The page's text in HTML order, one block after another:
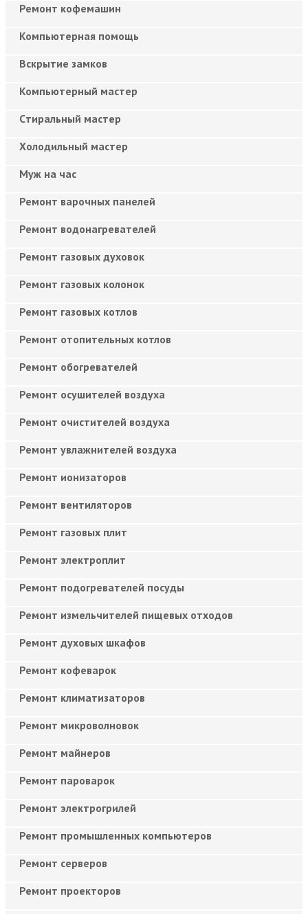
Ремонт кофемашин
Компьютерная помощь
Вскрытие замков
Компьютерный мастер
Cтиральный мастер
Холодильный мастер
Муж на час
Ремонт варочных панелей
Ремонт водонагревателей
Ремонт газовых духовок
Ремонт газовых колонок
Ремонт газовых котлов
Ремонт отопительных котлов
Ремонт обогревателей
Ремонт осушителей воздуха
Ремонт очистителей воздуха
Ремонт увлажнителей воздуха
Ремонт ионизаторов
Ремонт вентиляторов
Ремонт газовых плит
Ремонт электроплит
Ремонт подогревателей посуды
Ремонт измельчителей пищевых отходов
Ремонт духовых шкафов
Ремонт кофеварок
Ремонт климатизаторов
Ремонт микроволновок
Ремонт майнеров
Ремонт пароварок
Ремонт электрогрилей
Ремонт промышленных компьютеров
Ремонт серверов
Ремонт проекторов